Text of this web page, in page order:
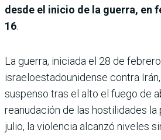
desde el inicio de la guerra, en
16
La guerra, iniciada el 28 de
israeloestadounidense contra
suspenso tras el alto el fuego de
reanudación de las hostilidades la
julio, la violencia alcanzó niveles